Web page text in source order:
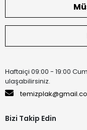
Haftaiçi 09:00 - 19:00
ulaşabilirsiniz.
Bizi Takip Edin